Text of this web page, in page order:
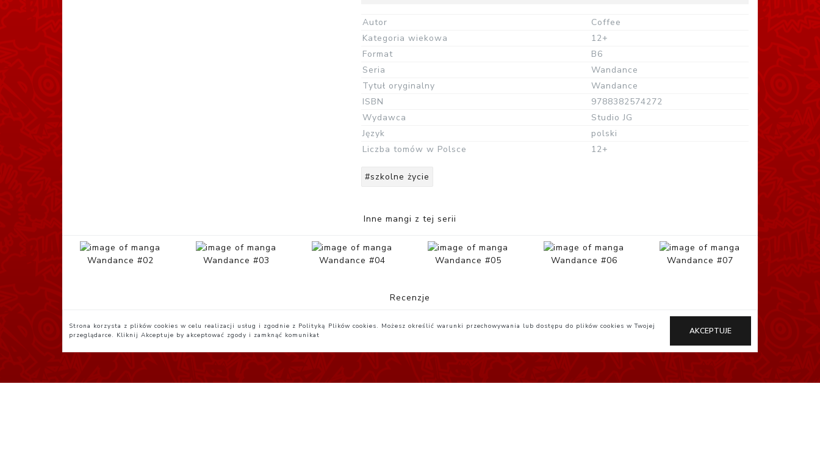
Autor
Coffee
Kategoria wiekowa
12+
Format
B6
Seria
Wandance
Tytuł oryginalny
Wandance
ISBN
9788382574272
Wydawca
Studio JG
Język
polski
Liczba tomów w Polsce
12+
#szkolne życie
Inne mangi z tej serii
Wandance #02 Wandance #03 Wandance #04 Wandance #05 Wandance #06 Wandance #07
Recenzje
Strona korzysta z plików cookies w celu realizacji usług i zgodnie z Polityką Plików cookies. Możesz określić warunki przechowywania lub dostępu do plików cookies w Twojej
przeglądarce. Kliknij Akceptuje by akceptować zgody i zamknąć komunikat AKCEPTUJE